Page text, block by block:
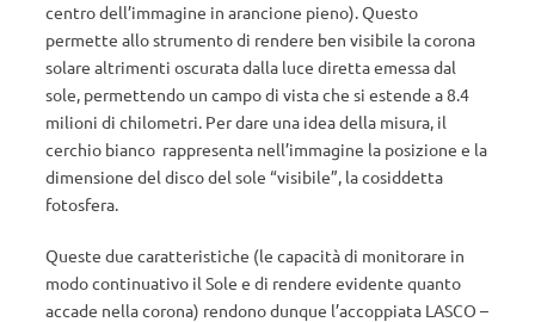
centro dell’immagine in arancione pieno). Questo
permette allo strumento di rendere ben visibile la corona
solare altrimenti oscurata dalla luce diretta emessa dal
sole, permettendo un campo di vista che si estende a 8.4
milioni di chilometri. Per dare una idea della misura, il
cerchio bianco rappresenta nell’immagine la posizione e la
dimensione del disco del sole “visibile”, la cosiddetta
fotosfera.
Queste due caratteristiche (le capacità di monitorare in
modo continuativo il Sole e di rendere evidente quanto
accade nella corona) rendono dunque l’accoppiata LASCO –